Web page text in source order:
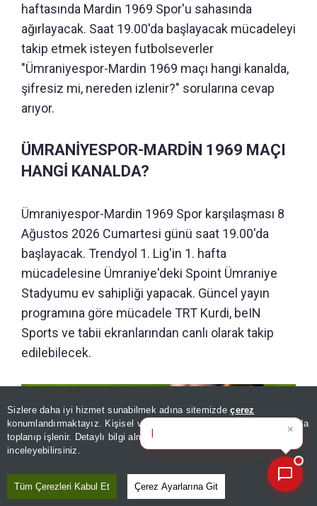
Sizlere daha iyi hizmet sunabilmek adına sitemizdeçerez
konumlandırmaktayız. Kişisel verileriniz, KVKK ve GDPR kapsamında
toplanıp işlenir. Detaylı bilgi almak için
inceleyebilirsiniz.
Tüm Çerezleri Kabul Et Çerez Ayarlarına Git
haftasında Mardin 1969 Spor'u sahasında
ağırlayacak. Saat 19.00'da başlayacak mücadeleyi
takip etmek isteyen futbolseverler
"Ümraniyespor-Mardin 1969 maçı hangi kanalda,
şifresiz mi, nereden izlenir?" sorularına cevap
arıyor.
ÜMRANİYESPOR-MARDİN 1969 MAÇI
HANGİ KANALDA?
Ümraniyespor-Mardin 1969 Spor karşılaşması 8
Ağustos 2026 Cumartesi günü saat 19.00'da
başlayacak. Trendyol 1. Lig'in 1. hafta
mücadelesine Ümraniye'deki Spoint Ümraniye
Stadyumu ev sahipliği yapacak. Güncel yayın
programına göre mücadele TRT Kurdi, beIN
Sports ve tabii ekranlarından canlı olarak takip
edilebilecek.
×
Günün spor, gündem ve